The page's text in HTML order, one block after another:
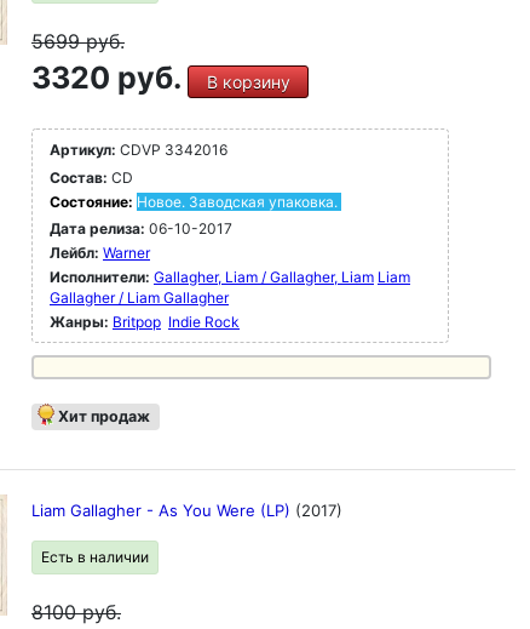
5699руб.
3320 руб. В корзину
Артикул: CDVP 3342016
Состав: CD
Состояние: Новое. Заводская упаковка.
Дата релиза: 06-10-2017
Лейбл: Warner
Исполнители: Gallagher, Liam / Gallagher, Liam Liam
Gallagher / Liam Gallagher
Жанры: Britpop Indie Rock
Хит продаж
Liam Gallagher - As You Were (LP) (2017)
Есть в наличии
8100руб.